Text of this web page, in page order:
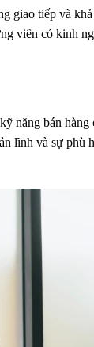
tiếp và
viên có kinh
năng bán
lĩnh và sự